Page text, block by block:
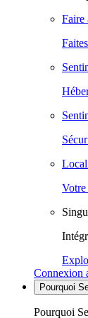
Faire
Votre
Connexion
Pourquoi
Pourquoi